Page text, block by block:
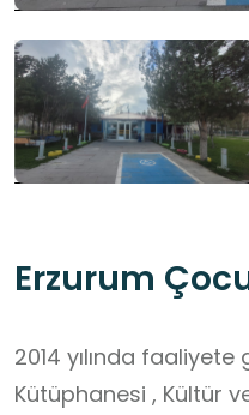
Erzurum
2014 yılında
Kütüphanesi , Kültür